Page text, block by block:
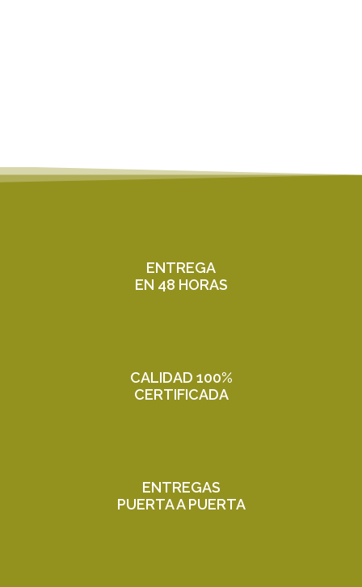
ENTREGA
EN 48 HORAS
CALIDAD 100%
CERTIFICADA
ENTREGAS
PUERTA A PUERTA